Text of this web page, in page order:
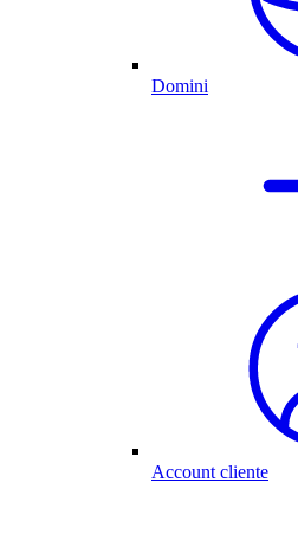
Domini
Account cliente